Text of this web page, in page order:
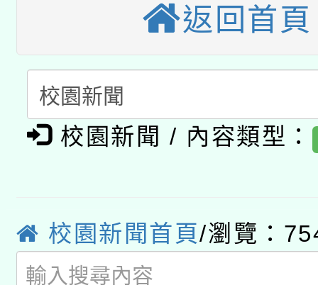
接種對象擴大為「滿6
接種之民眾」措施，延
月28日止
業技術研究院辦理「
動」
桃園市孔廟祈福系列
開 智慧啟航」
2026年桃園地景藝術
「2026桃園藝術巡演
關事宜
轉知教育部國民及學前
國立臺灣師範大學辦
業成長研習」實施計畫
函轉國家教育研究院中
族教育國際趨勢與發展
新北市政府教育局辦理
師專業成長研習實施計
函轉國立臺灣師範大學
族語言臺北學習中心
轉知有關國立成功大學
返回首頁
校園新聞 / 內容類型：
校園新聞首頁/瀏覽：